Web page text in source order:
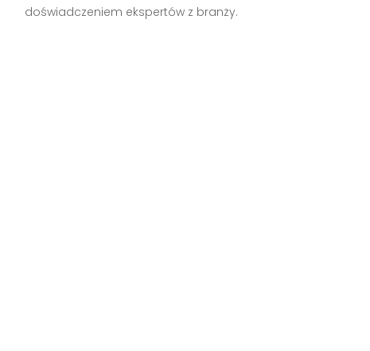
doświadczeniem ekspertów z branży.